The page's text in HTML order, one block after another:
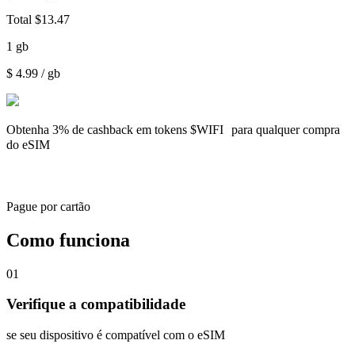
Total $13.47
1 gb
$ 4.99 / gb
Obtenha 3% de cashback em tokens $WIFI para qualquer compra
do eSIM
Pague por cartão
Como funciona
01
Verifique a compatibilidade
se seu dispositivo é compatível com o eSIM